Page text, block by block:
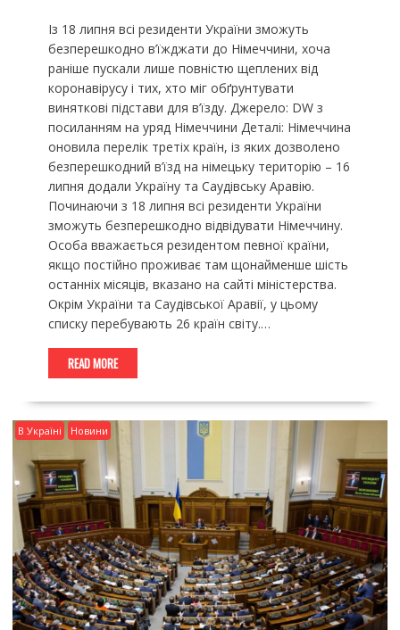
Із 18 липня всі резиденти України зможуть
безперешкодно в’їжджати до Німеччини, хоча
раніше пускали лише повністю щеплених від
коронавірусу і тих, хто міг обґрунтувати
виняткові підстави для в’їзду. Джерело: DW з
посиланням на уряд Німеччини Деталі: Німеччина
оновила перелік третіх країн, із яких дозволено
безперешкодний в’їзд на німецьку територію – 16
липня додали Україну та Саудівську Аравію.
Починаючи з 18 липня всі резиденти України
зможуть безперешкодно відвідувати Німеччину.
Особа вважається резидентом певної країни,
якщо постійно проживає там щонайменше шість
останніх місяців, вказано на сайті міністерства.
Окрім України та Саудівської Аравії, у цьому
списку перебувають 26 країн світу.…
READ MORE
В Україні Новини